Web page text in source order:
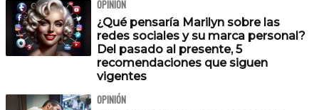
OPINIÓN
¿Qué pensaría Marilyn sobre las
redes sociales y su marca personal?
Del pasado al presente, 5
recomendaciones que siguen
vigentes
OPINIÓN